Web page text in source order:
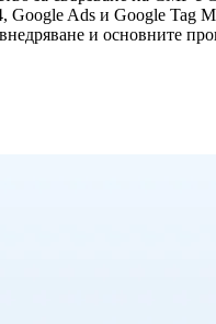
Google Ads и Google Tag
и основните